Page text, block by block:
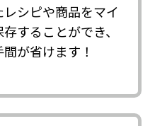
シピや商品をマイ
することができ、
が省けます！